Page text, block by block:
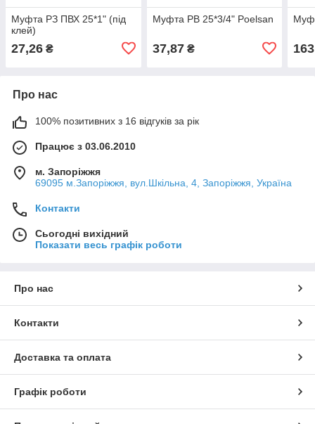
Муфта РЗ ПВХ 25*1" (під
клей)
27,26 ₴
Муфта РВ 25*3/4" Poelsan
37,87₴
Про нас
100% позитивних з 16 відгуків за рік
Працює з 03.06.2010
м. Запоріжжя
69095 м.Запоріжжя, вул.Шкільна, 4, Запоріжжя, Україна
Контакти
Сьогодні вихідний
Показати весь графік роботи
Про нас
Контакти
Доставка та оплата
Графік роботи